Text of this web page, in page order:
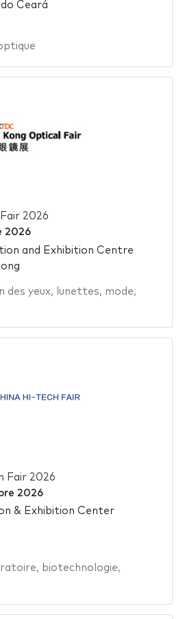
Ceará
2026
2026
and Exhibition Centre
des yeux, lunettes, mode,
Fair 2026
2026
& Exhibition Center
, biotechnologie,